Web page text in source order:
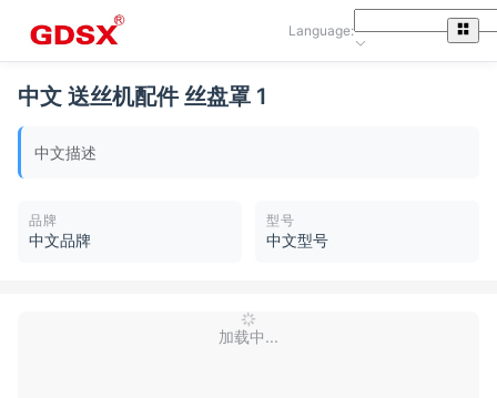
Language:
中文 送丝机配件 丝盘罩 1
中文描述
品牌
中文品牌
型号
中文型号
加载中...